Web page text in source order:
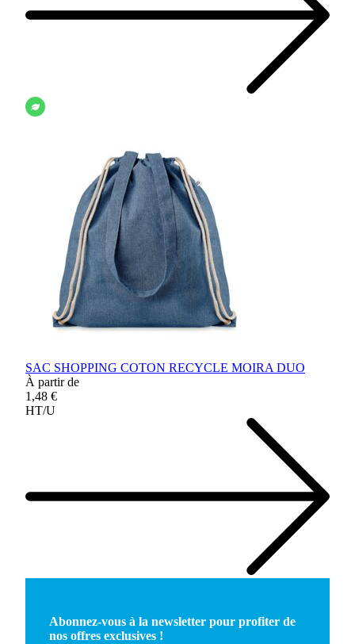
SAC SHOPPING COTON RECYCLE MOIRA DUO
À partir de
1,48 €
HT/U
Abonnez-vous à la newsletter pour profiter de
nos offres exclusives !